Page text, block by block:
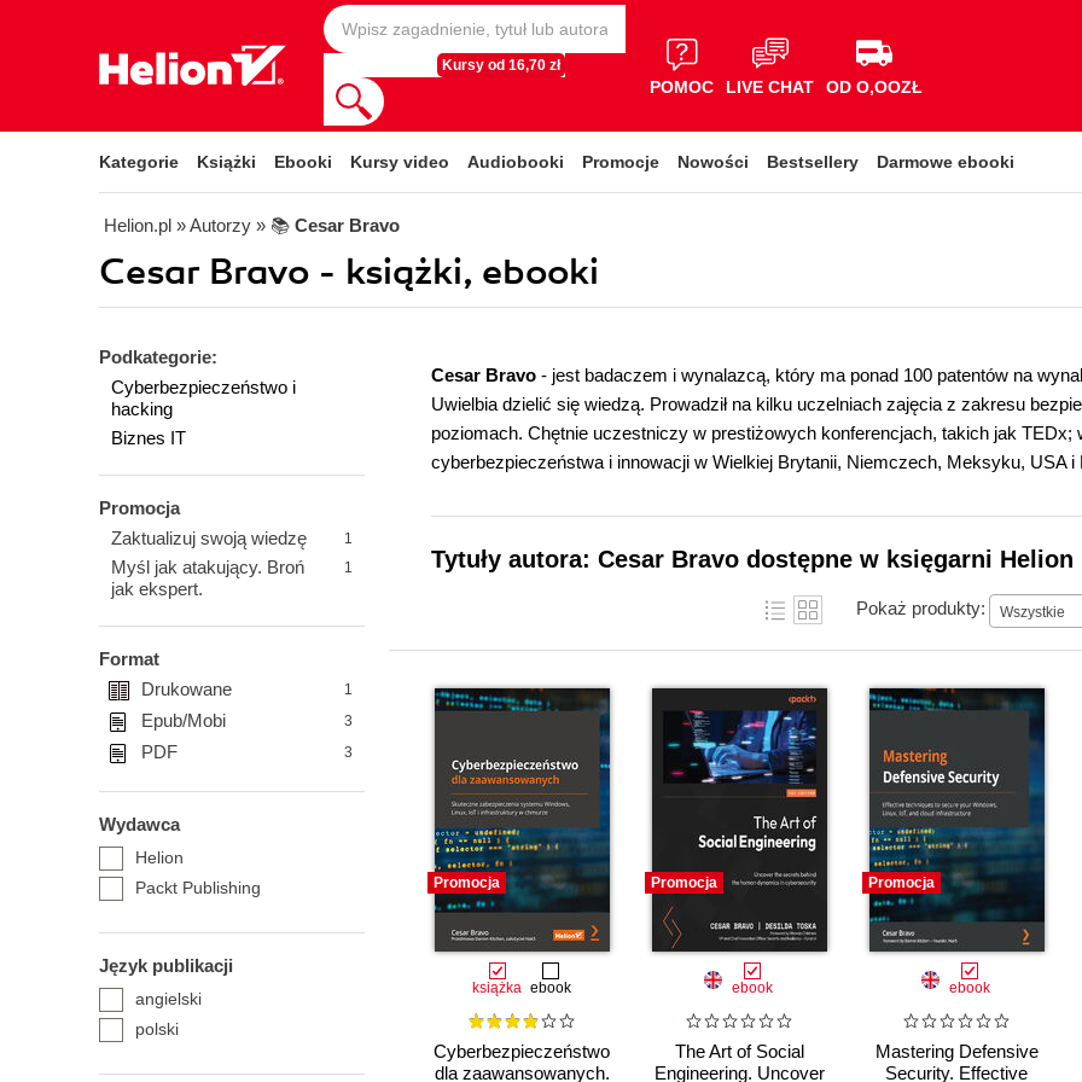
Kursy od 16,70 zł
POMOC LIVE CHAT OD O,OOZŁ
Kategorie Książki Ebooki Kursy video Audiobooki Promocje Nowości Bestsellery Darmowe ebooki
Helion.pl » Autorzy » 📚 Cesar Bravo
Cesar Bravo - książki, ebooki
Podkategorie:
Cyberbezpieczeństwo i
hacking
Biznes IT
Promocja
Zaktualizuj swoją wiedzę
1
Myśl jak atakujący. Broń
jak ekspert.
1
Format
Drukowane
1
Epub/Mobi 3
PDF 3
Wydawca
Helion
Packt Publishing
Język publikacji
angielski
polski
Cesar Bravo - jest badaczem i wynalazcą, który ma ponad 100 patentów na
Uwielbia dzielić się wiedzą. Prowadził na kilku uczelniach zajęcia z zakresu
poziomach. Chętnie uczestniczy w prestiżowych konferencjach, takich jak TEDx;
cyberbezpieczeństwa i innowacji w Wielkiej Brytanii, Niemczech, Meksyku, USA i
Tytuły autora: Cesar Bravo dostępne w księgarni Helion
Pokaż produkty: Wszystkie
Promocja
książka ebook
Cyberbezpieczeństwo
dla zaawansowanych.
Promocja
ebook
The Art of Social
Engineering. Uncover
Promocja
ebook
Mastering Defensive
Security. Effective